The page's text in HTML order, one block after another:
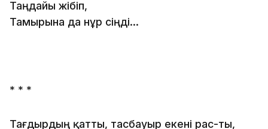
Таңдайы жібіп,
Тамырына да нұр сіңді...
* * *
Тағдырдың қатты, тасбауыр екені рас-ты,